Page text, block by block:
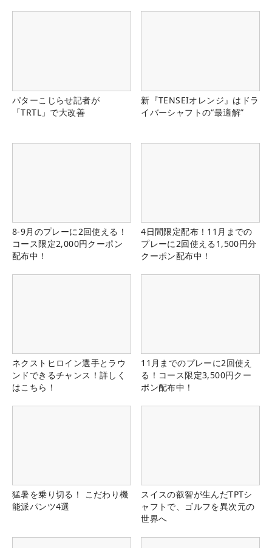
パターこじらせ記者が
「TRTL」で大改善
新『TENSEIオレンジ』はドラ
イバーシャフトの“最適解”
8-9月のプレーに2回使える！
コース限定2,000円クーポン
配布中！
4日間限定配布！11月までの
プレーに2回使える1,500円分
クーポン配布中！
ネクストヒロイン選手とラウ
ンドできるチャンス！詳しく
はこちら！
11月までのプレーに2回使え
る！コース限定3,500円クー
ポン配布中！
猛暑を乗り切る！ こだわり機
能派パンツ4選
スイスの叡智が生んだTPTシ
ャフトで、ゴルフを異次元の
世界へ